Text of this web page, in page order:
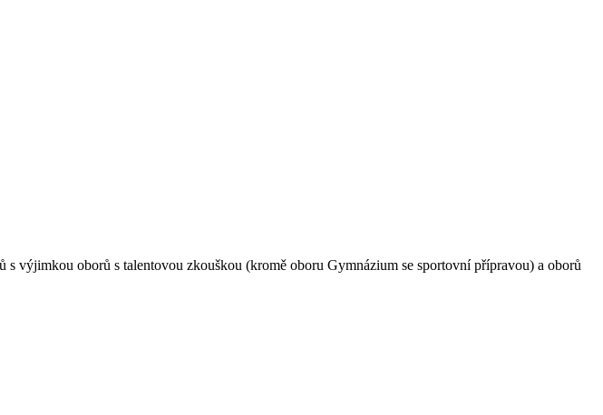
výjimkou oborů s talentovou zkouškou (kromě oboru Gymnázium se sportovní přípravou) a oborů